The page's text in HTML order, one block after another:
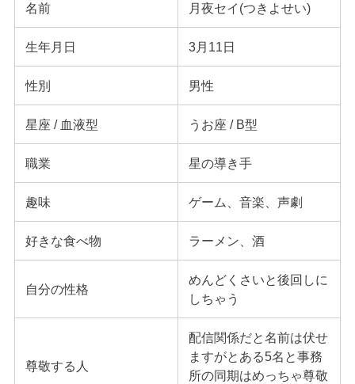
名前 月夜セイ(つきよせい)
生年月日 3月11日
性別 男性
星座 / 血液型 うお座 / B型
職業 星の導き手
趣味 ゲーム、音楽、声劇
好きな食べ物 ラーメン、酒
自分の性格
めんどくさいと後回しに
しちゃう
尊敬する人
配信関係だと名前は伏せ
ますがとある5名と事務
所の同期はめっちゃ尊敬